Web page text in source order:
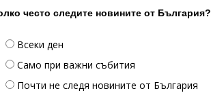
често следите новините от България?
Всеки ден
Само при важни събития
Почти не следя новините от България